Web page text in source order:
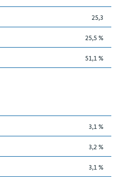
25,3
25,5 %
51,1 %
3,1 %
3,2 %
3,1 %